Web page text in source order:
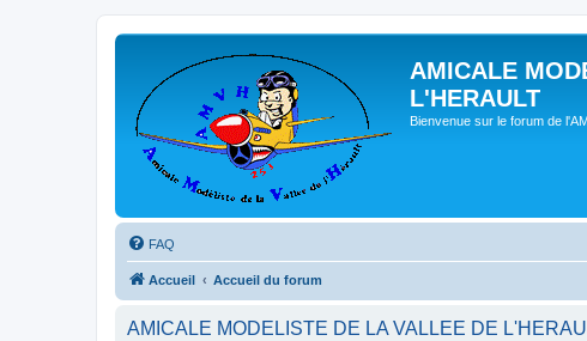
AMICALE
L'HERAULT
Bienvenue sur le forum de
FAQ
Accueil Accueil du forum
AMICALE MODELISTE DE LA VALLEE DE